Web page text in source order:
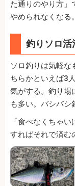
た通りのやり方」
やめられなくなる。
釣りソロ活
ソロ釣りは気軽な
ちらかといえば3
気がする。釣り場
も多い。バシバシ
「食べなくちゃ
すればそれで済む